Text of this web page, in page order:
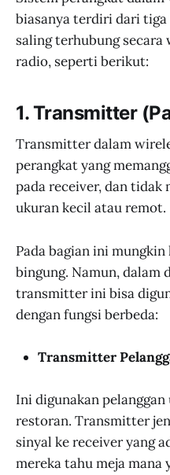
biasanya terdiri dari tiga
saling terhubung secara
radio, seperti berikut:
1. Transmitter
Transmitter dalam
perangkat yang
pada receiver, dan tidak
ukuran kecil atau remot.
Pada bagian ini
bingung. Namun, dalam
transmitter ini bisa
dengan fungsi berbeda:
Transmitter
Ini digunakan
restoran. Transmitter
sinyal ke receiver yang
mereka tahu meja mana